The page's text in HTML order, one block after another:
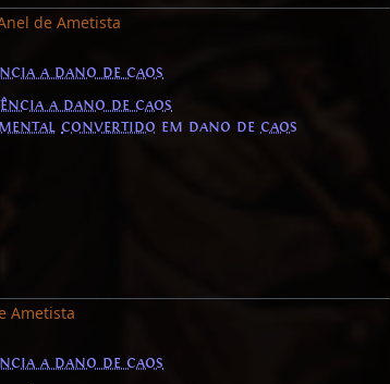
de Ametista
a dano de caos
a dano de caos
convertido em dano de caos
Ametista
a dano de caos